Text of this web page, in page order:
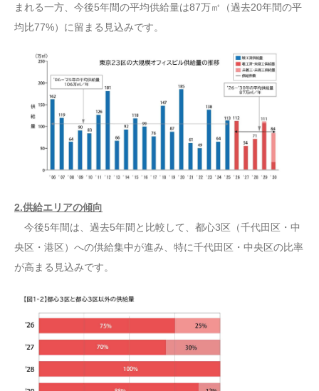
まれる一方、今後5年間の平均供給量は87万㎡（過去20年間の平
均比77%）に留まる見込みです。
2.供給エリアの傾向
今後5年間は、過去5年間と比較して、都心3区（千代田区・中
央区・港区）への供給集中が進み、特に千代田区・中央区の比率
が高まる見込みです。